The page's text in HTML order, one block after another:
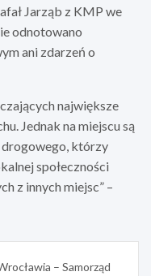
Jarząb z KMP we
odnotowano
ani zdarzeń o
największe
Jednak na miejscu są
drogowego, którzy
społeczności
z innych miejsc” –
– Samorząd